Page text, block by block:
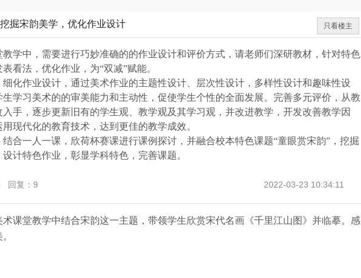
只看楼主
掘宋韵美学，优化作业设计
教学中，需要进行巧妙准确的的作业设计和评价方式，请老师们深研教材，针对特色
表看法，优化作业，为“双减”赋能。
细化作业设计，通过美术作业的主题性设计、层次性设计，多样性设计和趣味性设
生学习美术的的审美能力和主动性，促使学生个性的全面发展。完善多元评价，从教
入手，逐步更新旧有的学生观、教学观及其学习观，并改进教学，开发改善教学因
现代化的教育技术，达到更佳的教学成效。
结合一人一课，欣荷杯赛课进行课例探讨，并融合校本特色课题“童眼赏宋韵”，挖掘
计特色作业，彰显学科特色，完善课题。
回复： 9 2022-03-23 10:34:11
术课堂教学中结合宋韵这一主题，带领学生欣赏宋代名画《千里江山图》并临摹。感